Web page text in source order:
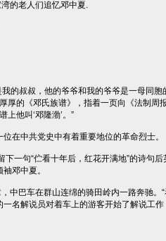
的老人们追忆邓中夏.
的叔叔，他的爷爷和我的爷爷是一母同胞
厚的《邓氏族谱》，指着一页向《法制周
上他叫‘邓隆渤’。”
中共党史中有着重要地位的革命烈士。
句“伫看十年后，红花开满地”的诗句后
邓中夏。
巴车在群山连绵的骑田岭内一路奔驰。“
一名解说员对着车上的游客开始了解说工